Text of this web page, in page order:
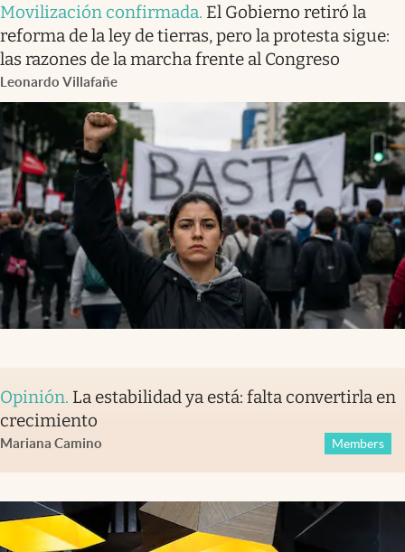
Movilización confirmada. El Gobierno retiró la
reforma de la ley de tierras, pero la protesta sigue:
las razones de la marcha frente al Congreso
Leonardo Villafañe
Opinión. La estabilidad ya está: falta convertirla en
crecimiento
Mariana Camino Members